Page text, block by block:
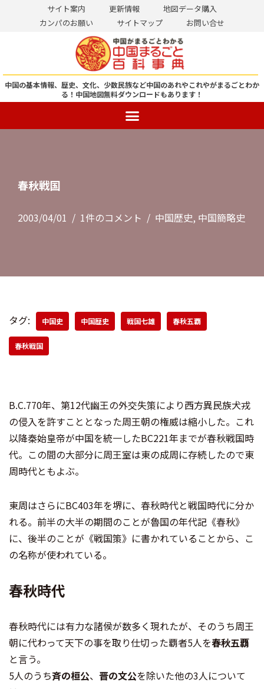
ン
ツ
ス
サイト案内 更新情報
地図データ購入
カンパのお願い
サイトマップ お問い合せ
中国の基本情報、歴史、文化、少数民族など中国のあれやこれやがまるごとわか
る！ 中国地図無料ダウンロードもあります！
春秋戦国
2003/04/01 1件のコメント 中国歴史, 中国簡略史
タグ: 中国史 中国歴史 戦国七雄 春秋五覇
春秋戦国
B.C.770年、第12代幽王の外交失策により西方異民族犬戎
の侵入を許すこととなった周王朝の権威は縮小した。これ
以降秦始皇帝が中国を統一したBC221年までが春秋戦国時
代。この間の大部分に周王室は東の成周に存続したので東
周時代ともよぶ。
東周はさらにBC403年を堺に、春秋時代と戦国時代に分か
れる。前半の大半の期間のことが魯国の年代記《春秋》
に、後半のことが《戦国策》に書かれていることから、こ
の名称が使われている。
春秋時代
春秋時代には有力な諸侯が数多く現れたが、そのうち周王
朝に代わって天下の事を取り仕切った覇者5人を春秋五覇
と言う。
5人のうち斉の桓公、 晋の文公を除いた他の3人について